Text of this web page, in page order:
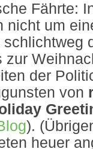
Fährte:
nicht um
zur
der
von
).
heuer